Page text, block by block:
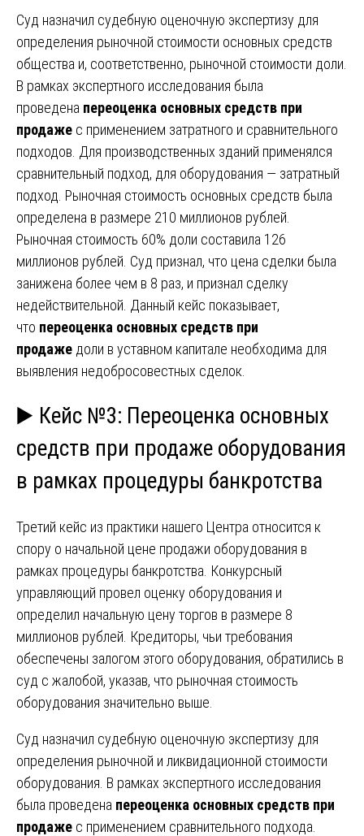
Суд назначил судебную оценочную экспертизу для
определения рыночной стоимости основных средств
общества и, соответственно, рыночной стоимости доли.
В рамках экспертного исследования была
проведена переоценка основных средств при
продаже с применением затратного и сравнительного
подходов. Для производственных зданий применялся
сравнительный подход, для оборудования — затратный
подход. Рыночная стоимость основных средств была
определена в размере 210 миллионов рублей.
Рыночная стоимость 60% доли составила 126
миллионов рублей. Суд признал, что цена сделки была
занижена более чем в 8 раз, и признал сделку
недействительной. Данный кейс показывает,
что переоценка основных средств при
продаже доли в уставном капитале необходима для
выявления недобросовестных сделок.
▶️ Кейс №3: Переоценка основных
средств при продаже оборудования
в рамках процедуры банкротства
Третий кейс из практики нашего Центра относится к
спору о начальной цене продажи оборудования в
рамках процедуры банкротства. Конкурсный
управляющий провел оценку оборудования и
определил начальную цену торгов в размере 8
миллионов рублей. Кредиторы, чьи требования
обеспечены залогом этого оборудования, обратились в
суд с жалобой, указав, что рыночная стоимость
оборудования значительно выше.
Суд назначил судебную оценочную экспертизу для
определения рыночной и ликвидационной стоимости
оборудования. В рамках экспертного исследования
была проведена переоценка основных средств при
продаже с применением сравнительного подхода.